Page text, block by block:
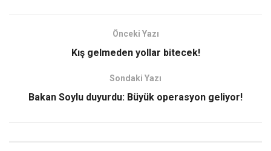
Önceki Yazı
Kış gelmeden yollar bitecek!
Sondaki Yazı
Bakan Soylu duyurdu: Büyük operasyon geliyor!